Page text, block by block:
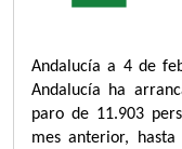
Andalucía a 4 de
Andalucía ha
paro de 11.903
mes anterior,